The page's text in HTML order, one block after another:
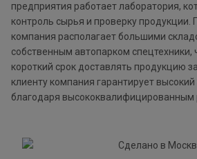
предприятия работает лаборатория,
контроль сырья и проверку продукции.
компания располагает большими
собственным автопарком спецтехники,
короткий срок доставлять продукцию
клиенту компания гарантирует
благодаря высококвалифицированным